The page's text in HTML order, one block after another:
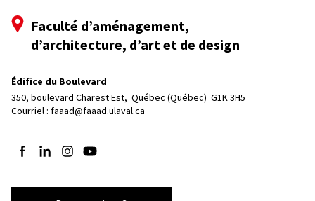
Faculté d’aménagement,
d’architecture, d’art et de design
Édifice du Boulevard
350, boulevard Charest Est, Québec (Québec)  G1K 3H5
Courriel : faaad@faaad.ulaval.ca
Suivez-nous sur Facebook
Suivez-nous sur LinkedIn
Suivez-nous sur Instagram
Suivez-nous sur YouTube